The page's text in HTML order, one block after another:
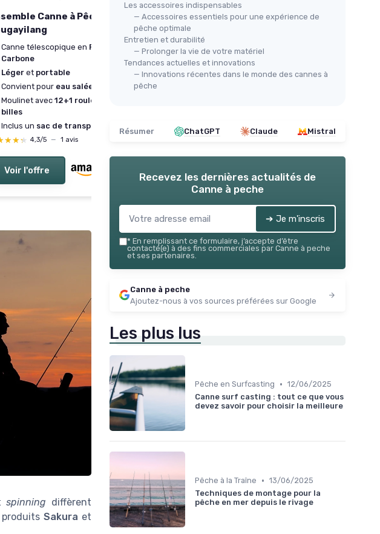
Canne à Pêche
Canne télescopique en Fibre de
Carbone
Léger et portable
Convient pour eau salée
eau douce
Moulinet avec 12+1 roulements à
billes
Inclus un sac de transport
4,3/5 — 1 avis
Voir l'offre
Canne à pêche télescopique
portative
＋ Télescopique
facile
＋ Portativeet légère
＋
Idéale pour le lancer et le spinner
Voir l'offre
spinning diffèrent
produitsSakura et
Les accessoires indispensables
— Accessoires essentiels pour une expérience de
pêche optimale
Entretien et durabilité
— Prolonger la vie de votre matériel
Tendances actuelles et innovations
— Innovations récentes dans le monde des cannes à
pêche
Résumer ChatGPT Claude Mistral
Recevez les dernières actualités de
Canne à peche
➔ Je m'inscris
* En remplissant ce formulaire, j’accepte d’être
contacté(e) à des fins commerciales par Canne à peche
et ses partenaires.
Canne à peche
Ajoutez-nous à vos sources préférées sur Google
Les plus lus
Pêche en Surfcasting • 12/06/2025
Canne surf casting : tout ce que vous
devez savoir pour choisir la meilleure
Pêche à la Traîne • 13/06/2025
Techniques de montage pour la
pêche en mer depuis le rivage